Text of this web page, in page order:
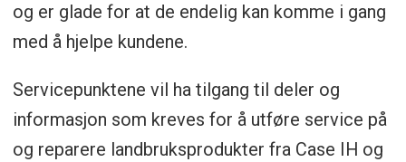
og er glade for at de endelig kan komme i gang
med å hjelpe kundene.
Servicepunktene vil ha tilgang til deler og
informasjon som kreves for å utføre service på
og reparere landbruksprodukter fra Case IH og